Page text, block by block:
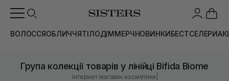
ВОЛОССЯОБЛИЧЧЯТІЛОДІММЕРЧНОВИНКИБЕСТСЕЛЕРИ
Група колекції товарів у лінійці Bifida Biome
Інтернет магазин косметики